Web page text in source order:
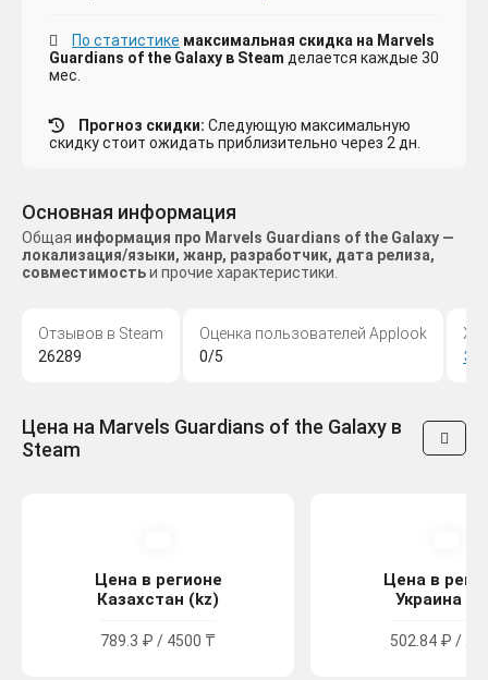
По статистике максимальная скидка на Marvels
Guardians of the Galaxy в Steam делается каждые 30
мес.
Прогноз скидки: Следующую максимальную
скидку стоит ожидать приблизительно через 2 дн.
Основная информация
Общая информация про Marvels Guardians of the Galaxy —
локализация/языки, жанр, разработчик, дата релиза,
совместимостьи прочие характеристики.
Отзывов в Steam
26289
Оценка пользователей Applook
0/5
Цена на Marvels Guardians of the Galaxy в
Steam
Цена в регионе
Казахстан (kz)
789.3 ₽ / 4500 ₸
Цена в
Украина
502.84 ₽ /